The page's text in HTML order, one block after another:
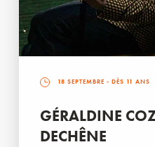
18 SEPTEMBRE - DÈS 11 ANS
GÉRALDINE
DECHÊNE